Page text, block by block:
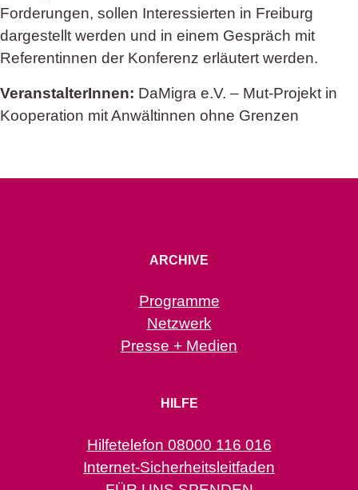
Forderungen, sollen Interessierten in Freiburg
dargestellt werden und in einem Gespräch mit
Referentinnen der Konferenz erläutert werden.
VeranstalterInnen: DaMigra e.V. – Mut-Projekt in
Kooperation mit Anwältinnen ohne Grenzen
ARCHIVE
Programme
Netzwerk
Presse + Medien
HILFE
Hilfetelefon 08000 116 016
Internet-Sicherheitsleitfaden